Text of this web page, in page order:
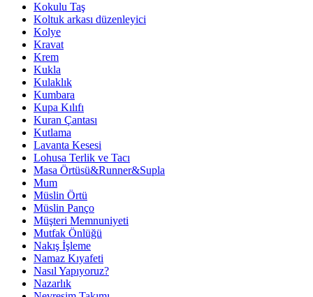
Kokulu Taş
Koltuk arkası düzenleyici
Kolye
Kravat
Krem
Kukla
Kulaklık
Kumbara
Kupa Kılıfı
Kuran Çantası
Kutlama
Lavanta Kesesi
Lohusa Terlik ve Tacı
Masa Örtüsü&Runner&Supla
Mum
Müslin Örtü
Müslin Panço
Müşteri Memnuniyeti
Mutfak Önlüğü
Nakış İşleme
Namaz Kıyafeti
Nasıl Yapıyoruz?
Nazarlık